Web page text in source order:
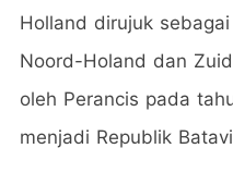
Holland dirujuk
Noord-Holand dan
oleh Perancis pada
menjadi Republik